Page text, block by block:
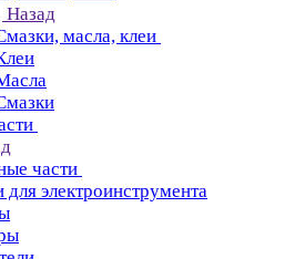
Назад
масла, клеи
части
электроинструмента